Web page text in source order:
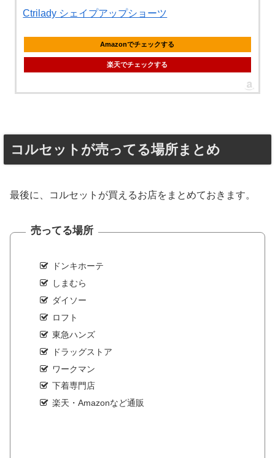
Ctrilady シェイプアップショーツ
Amazonでチェックする
楽天でチェックする
コルセットが売ってる場所まとめ
最後に、コルセットが買えるお店をまとめておきます。
売ってる場所
ドンキホーテ
しまむら
ダイソー
ロフト
東急ハンズ
ドラッグストア
ワークマン
下着専門店
楽天・Amazonなど通販